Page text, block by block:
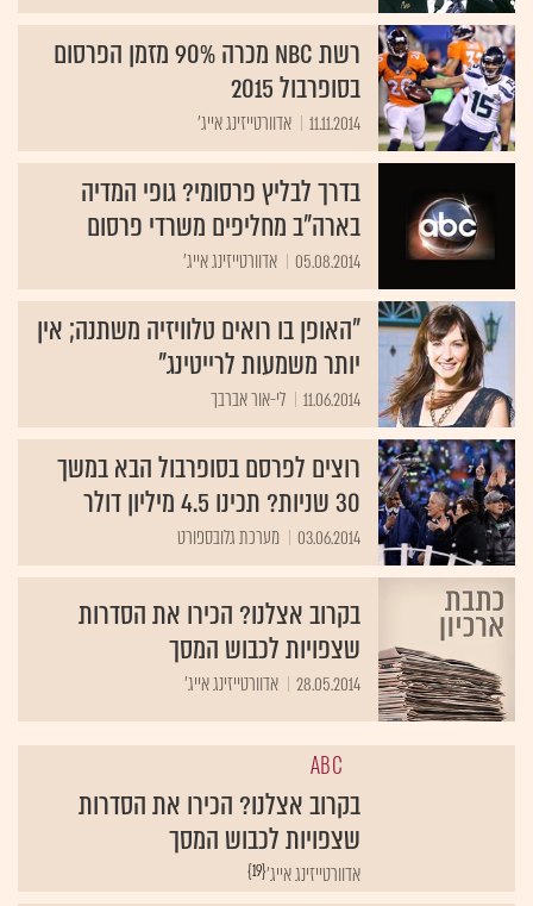
רשת NBC מכרה 90% מזמן הפרסום
בסופרבול 2015
11.11.2014 אדוורטייזינג אייג'
בדרך לבליץ פרסומי? גופי המדיה
בארה"ב מחליפים משרדי פרסום
05.08.2014 אדוורטייזינג אייג'
"האופן בו רואים טלוויזיה משתנה; אין
יותר משמעות לרייטינג"
11.06.2014 לי-אור אברבך
רוצים לפרסם בסופרבול הבא במשך
30 שניות? תכינו 4.5 מיליון דולר
03.06.2014 מערכת גלובספורט
בקרוב אצלנו? הכירו את הסדרות
שצפויות לכבוש המסך
28.05.2014 אדוורטייזינג אייג'
ABC
בקרוב אצלנו? הכירו את הסדרות
שצפויות לכבוש המסך
{19}אדוורטייזינג אייג'